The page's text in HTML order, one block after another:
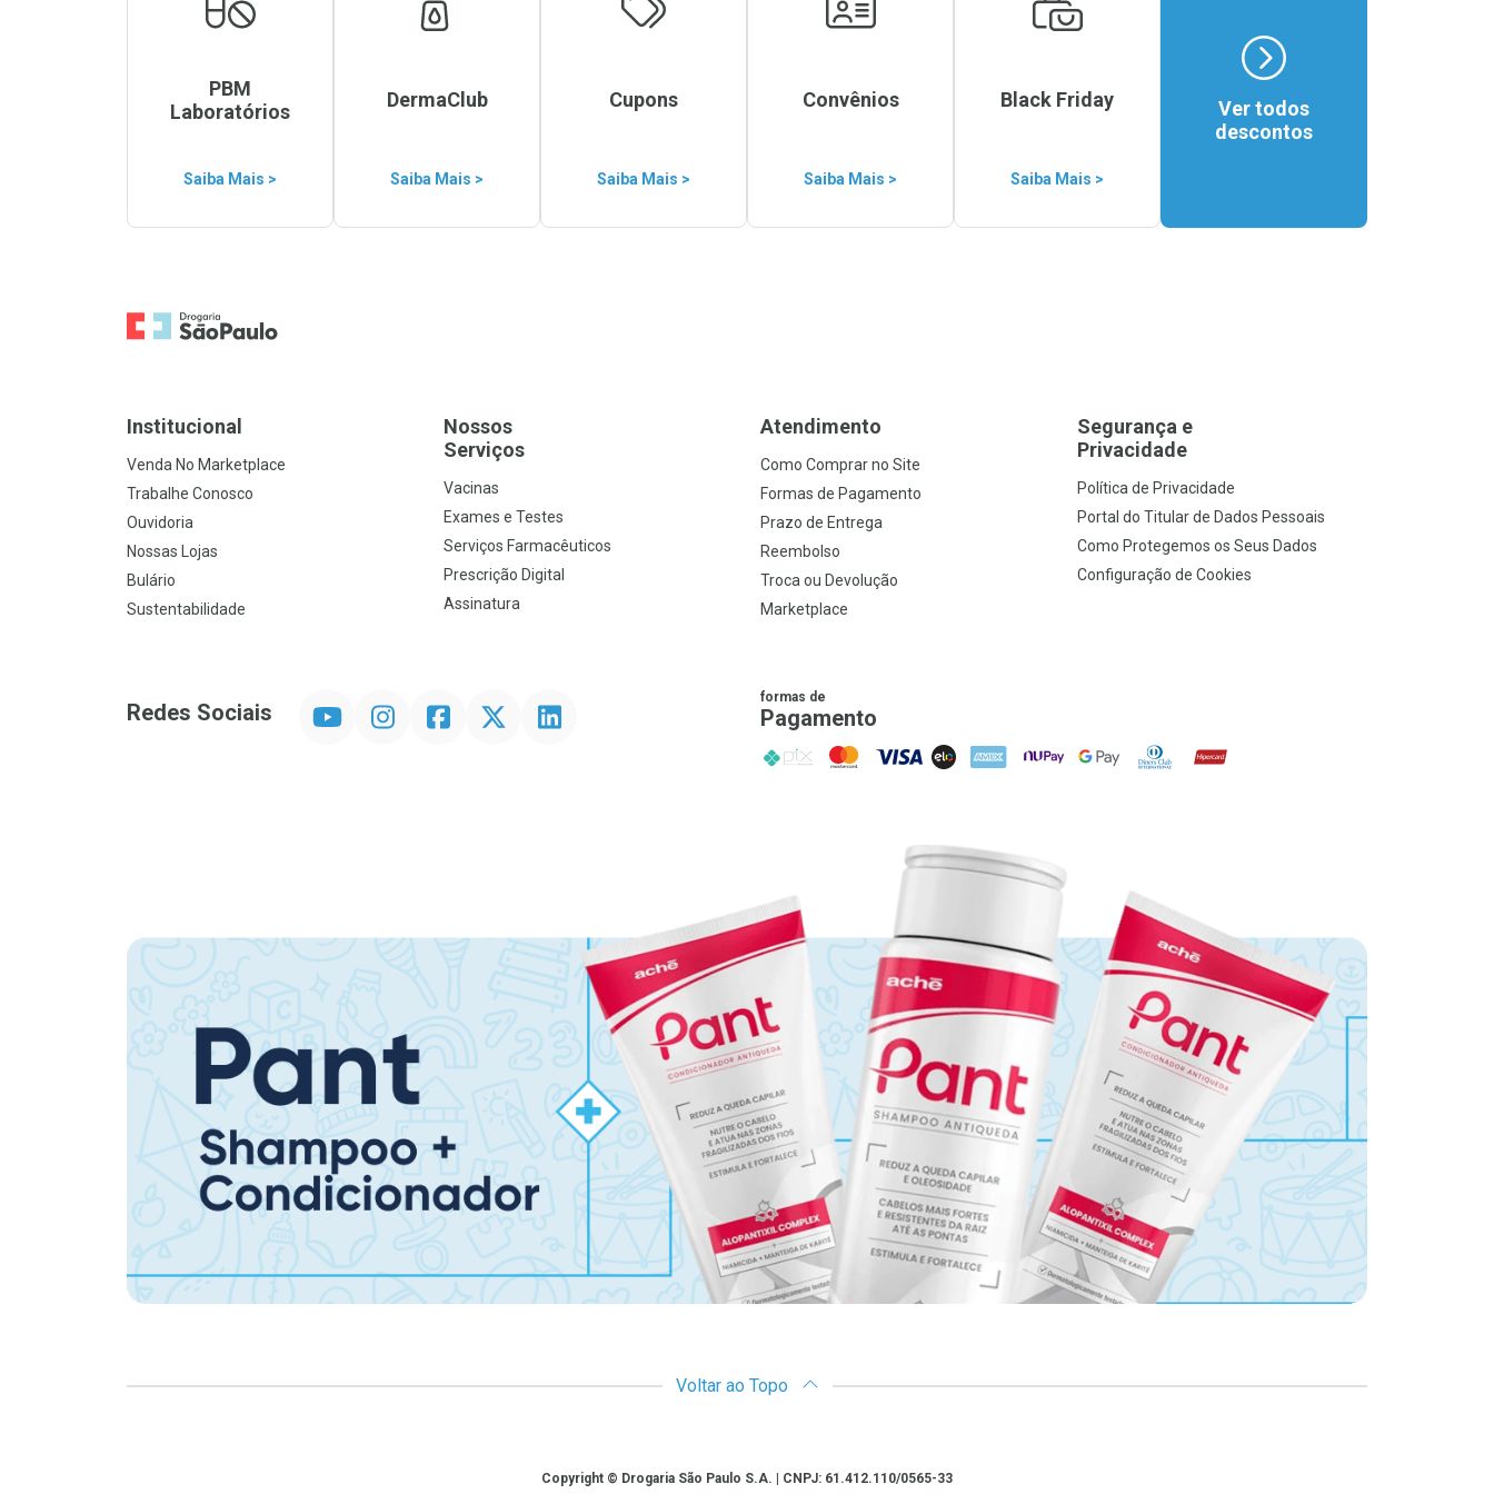
PBM
Laboratórios
Saiba Mais >
DermaClub
Saiba Mais >
Cupons
Saiba Mais >
Convênios
Saiba Mais >
Black Friday
Saiba Mais >
Ver todos
descontos
Ir para a Home
Institucional
Venda No Marketplace
Trabalhe Conosco
Ouvidoria
Nossas Lojas
Bulário
Sustentabilidade
Nossos
Serviços
Vacinas
Exames e Testes
Serviços Farmacêuticos
Prescrição Digital
Assinatura
Atendimento
Como Comprar no Site
Formas de Pagamento
Prazo de Entrega
Reembolso
Troca ou Devolução
Marketplace
Segurança e
Privacidade
Política de Privacidade
Portal do Titular de Dados Pessoais
Como Protegemos os Seus Dados
Configuração de Cookies
Redes Sociais InstagramFacebookTwitter Linkedin formas de
Pagamento
PIX MasterCard
VISA ELO AMEX NuPay Google PayDiners ClubHipercard
Voltar ao Topo
Copyright © Drogaria São Paulo S.A. | CNPJ: 61.412.110/0565-33